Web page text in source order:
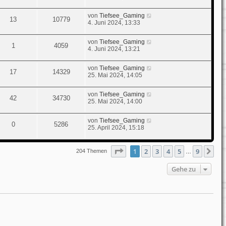
13 10779 vonTiefsee_Gaming
4. Juni 2024, 13:33
1 4059 vonTiefsee_Gaming
4. Juni 2024, 13:21
17 14329 vonTiefsee_Gaming
25. Mai 2024, 14:05
42 34730 vonTiefsee_Gaming
25. Mai 2024, 14:00
0 5286 vonTiefsee_Gaming
25. April 2024, 15:18
204 Themen Seite von9
1 2 3 4 5 9
Gehe zu